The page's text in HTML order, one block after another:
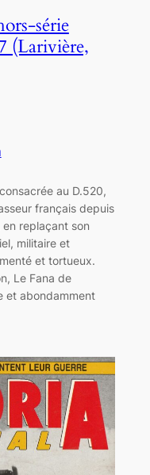
série
(Larivière,
au D.520,
français depuis
en replaçant son
militaire et
et tortueux.
Le Fana de
et abondamment